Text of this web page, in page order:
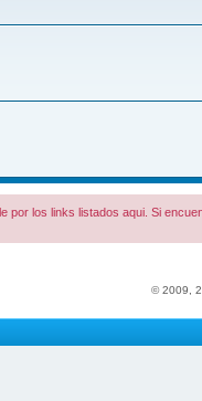
por los links listados aqui. Si
© 2009,